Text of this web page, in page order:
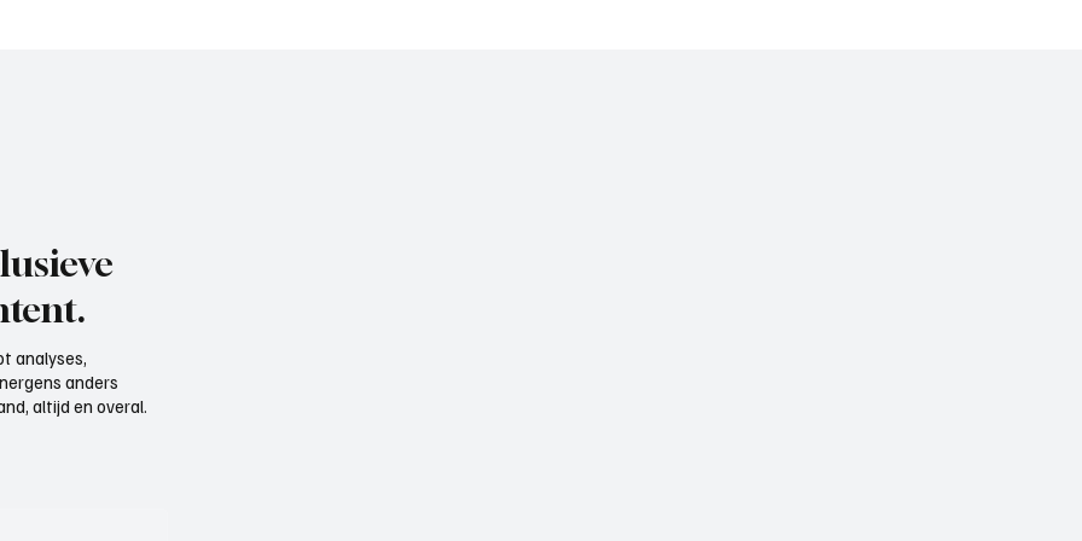
analyses,
anders
altijd en overal.